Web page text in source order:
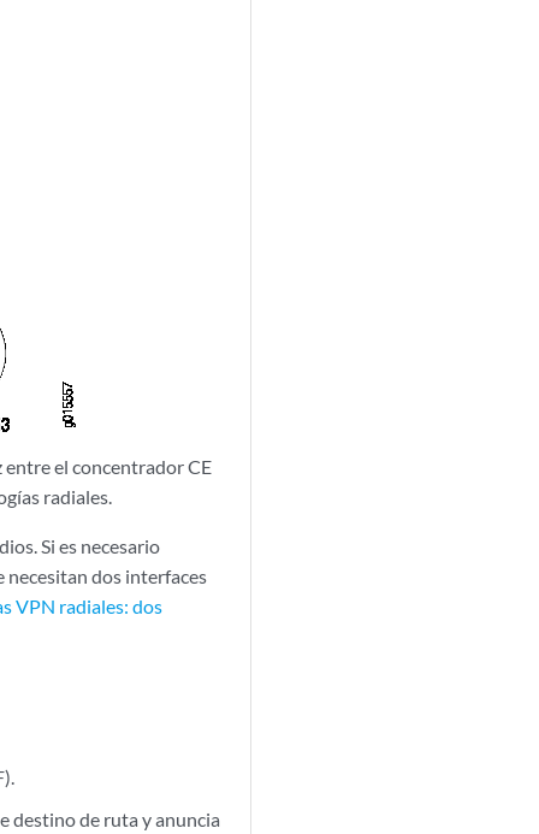
entre el concentrador CE
radiales.
Si es necesario
necesitan dos interfaces
VPN radiales: dos
destino de ruta y anuncia